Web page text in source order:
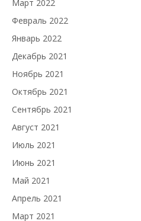
Март 2022
Февраль 2022
Январь 2022
Декабрь 2021
Ноябрь 2021
Октябрь 2021
Сентябрь 2021
Август 2021
Июль 2021
Июнь 2021
Май 2021
Апрель 2021
Март 2021